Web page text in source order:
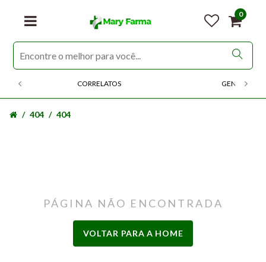
0
CORRELATOS GENERICOS
404 404
PÁGINA NÃO ENCONTRADA
VOLTAR PARA A HOME